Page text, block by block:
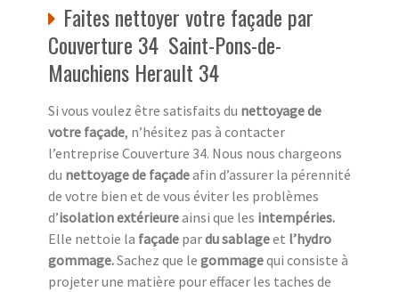
Faites nettoyer votre façade par
Couverture 34 Saint-Pons-de-
Mauchiens Herault 34
Si vous voulez être satisfaits du nettoyage de
votre façade, n’hésitez pas à contacter
l’entreprise Couverture 34. Nous nous chargeons
du nettoyage de façadeafin d’assurer la pérennité
de votre bien et de vous éviter les problèmes
d’isolation extérieureainsi que les intempéries.
Elle nettoie la façade pardu sablageet l’hydro
gommage.Sachez que le gommagequi consiste à
projeter une matière pour effacer les taches de